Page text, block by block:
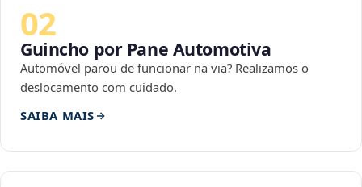
02
Guincho por Pane Automotiva
Automóvel parou de funcionar na via? Realizamos o
deslocamento com cuidado.
SAIBA MAIS